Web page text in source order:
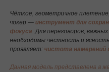
Чёткое, геометричное
чокер — инструмент для
фокуса. Для переговоров,
необходимы честность и
проявляет: чистота намерений
Данная модель представлена в